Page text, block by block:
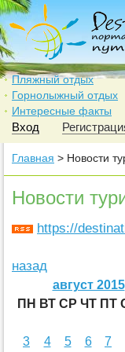
Пляжный отдых
Горнолыжный отдых
Интересные факты
Вход
Главная > Новости
Новости
https://
назад
август 2015
ПН ВТ СР ЧТ ПТ
3
4 5 6 7